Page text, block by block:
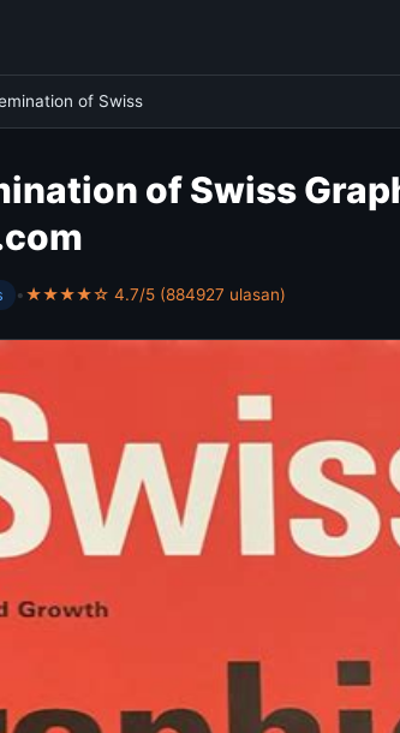
of Swiss
of Swiss
•★★★★☆ 4.7/5 (884927 ulasan)